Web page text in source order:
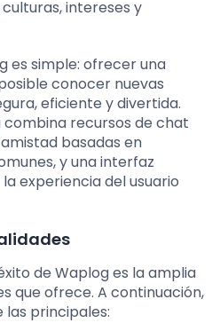
intereses y
es simple: ofrecer una
conocer nuevas
eficiente y divertida.
recursos de chat
basadas en
y una interfaz
experiencia del usuario
de Waplog es la amplia
que ofrece. A continuación,
las principales: